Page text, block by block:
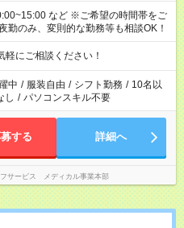
など ※ご希望の時間帯をご
のみ、変則的な勤務等も相談OK！
にご相談ください！
中 / 服装自由 / シフト勤務 / 10名以
し / パソコンスキル不要
する 詳細へ
サービス メディカル事業本部